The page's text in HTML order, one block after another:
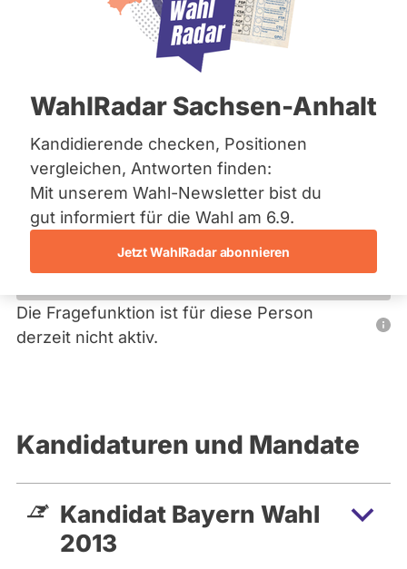
Bremen
Hamburg
Mecklenburg-Vorpommern
Nordrhein-Westfalen
Saarland
Sachsen
Sachsen-Anhalt
Sachsen-Anhalt
Schleswig-Holstein
Thüringen
Archiv
Über uns
WahlRadar Sachsen-Anhalt
Kandidierende checken, Positionen
vergleichen, Antworten finden:
Mit unserem Wahl-Newsletter bist du
gut informiert für die Wahl am 6.9.
Jetzt WahlRadar abonnieren
Reiter
Dirk Eickels
Die Linke
Dieser Politiker hat kein aktuelles und kein zukünftiges
Mandat und keine Direktandidatur auf Landes-, Bundes-
oder EU-Ebene. Mögliche Kandidaturen über eine
Wahlliste werden bei uns nicht erfasst.
Die Fragefunktion ist für diese Person
derzeit nicht aktiv.
Nur
Kandidaturen
oder
Mandaten
können
abgeordnetenwatch
Kandidaturen und Mandate
Kandidat Bayern Wahl
2013